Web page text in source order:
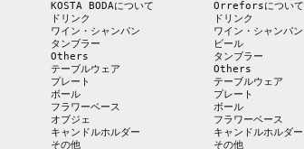
KOSTA BODAについて
ドリンク
ワイン・シャンパン
タンブラー
Others
テーブルウェア
プレート
ボール
フラワーベース
オブジェ
キャンドルホルダー
その他
Orreforsについて
ドリンク
ワイン・シャンパン
ビール
タンブラー
Others
テーブルウェア
プレート
ボール
フラワーベース
キャンドルホルダー
その他